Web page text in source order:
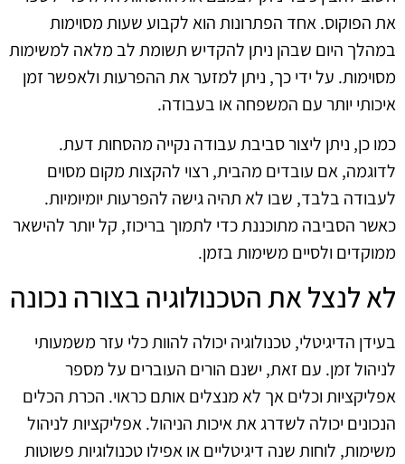
את הפוקוס. אחד הפתרונות הוא לקבוע שעות מסוימות
במהלך היום שבהן ניתן להקדיש תשומת לב מלאה למשימות
מסוימות. על ידי כך, ניתן למזער את ההפרעות ולאפשר זמן
איכותי יותר עם המשפחה או בעבודה.
כמו כן, ניתן ליצור סביבת עבודה נקייה מהסחות דעת.
לדוגמה, אם עובדים מהבית, רצוי להקצות מקום מסוים
לעבודה בלבד, שבו לא תהיה גישה להפרעות יומיומיות.
כאשר הסביבה מתוכננת כדי לתמוך בריכוז, קל יותר להישאר
ממוקדים ולסיים משימות בזמן.
לא לנצל את הטכנולוגיה בצורה נכונה
בעידן הדיגיטלי, טכנולוגיה יכולה להוות כלי עזר משמעותי
לניהול זמן. עם זאת, ישנם הורים העוברים על מספר
אפליקציות וכלים אך לא מנצלים אותם כראוי. הכרת הכלים
הנכונים יכולה לשדרג את איכות הניהול. אפליקציות לניהול
משימות, לוחות שנה דיגיטליים או אפילו טכנולוגיות פשוטות